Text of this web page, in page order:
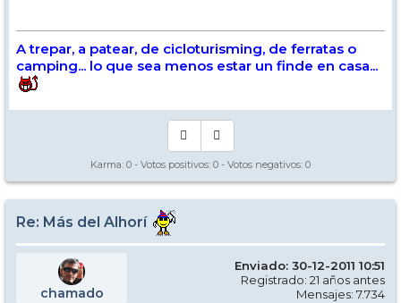
A trepar, a patear, de cicloturisming, de ferratas o
camping... lo que sea menos estar un finde en casa...
Karma: 0 - Votos positivos: 0 - Votos negativos: 0
Re: Más del Alhorí
chamado
Enviado: 30-12-2011 10:51
Registrado: 21 años antes
Mensajes: 7.734